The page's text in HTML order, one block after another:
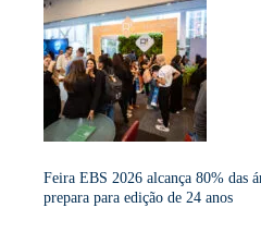
Feira EBS 2026 alcança 80% das
prepara para edição de 24 anos